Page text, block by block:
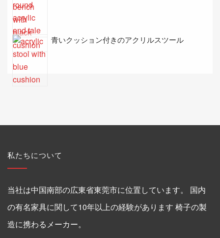
青いクッション付きのアクリルスツール
私たちについて
当社は中国南部の広東省東莞市に位置しています。 国内
の有名家具に関して10年以上の経験があります 椅子の製
造に携わるメーカー。